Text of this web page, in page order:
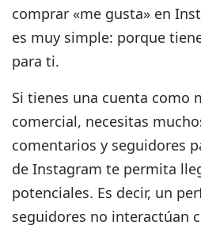
comprar «me gusta» en
es muy simple: porque
para ti.
Si tienes una cuenta como
comercial, necesitas
comentarios y seguidores
de Instagram te permita
potenciales. Es decir, un
seguidores no interactúan